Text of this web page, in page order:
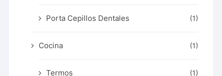
Porta Cepillos Dentales (1)
Cocina (1)
Termos (1)